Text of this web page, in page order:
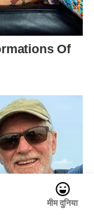
मीम दुनिया